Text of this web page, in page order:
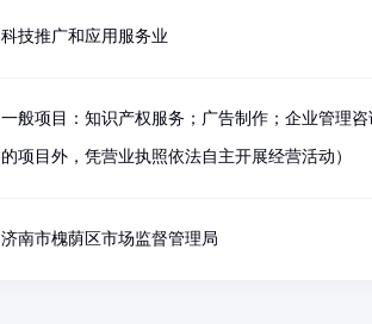
科技推广和应用服务业
一般项目：知识产权服务；广告制作；企业管理
的项目外，凭营业执照依法自主开展经营活动）
济南市槐荫区市场监督管理局